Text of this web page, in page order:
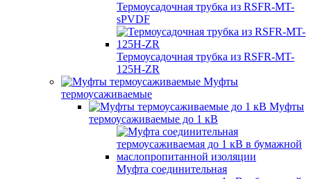
Термоусадочная трубка из RSFR-MT-
sPVDF
Термоусадочная трубка из RSFR-MT-
125H-ZR
Муфты
термоусаживаемые
Муфты
термоусаживаемые до 1 кВ
Муфта соединительная